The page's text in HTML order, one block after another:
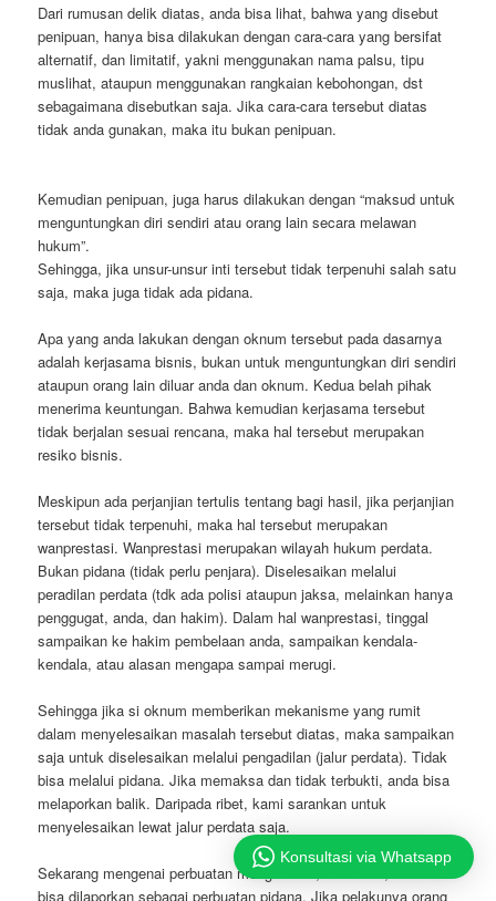
Dari rumusan delik diatas, anda bisa lihat, bahwa yang disebut
penipuan, hanya bisa dilakukan dengan cara-cara yang bersifat
alternatif, dan limitatif, yakni menggunakan nama palsu, tipu
muslihat, ataupun menggunakan rangkaian kebohongan, dst
sebagaimana disebutkan saja. Jika cara-cara tersebut diatas
tidak anda gunakan, maka itu bukan penipuan.
Kemudian penipuan, juga harus dilakukan dengan “maksud untuk
menguntungkan diri sendiri atau orang lain secara melawan
hukum”.
Sehingga, jika unsur-unsur inti tersebut tidak terpenuhi salah satu
saja, maka juga tidak ada pidana.
Apa yang anda lakukan dengan oknum tersebut pada dasarnya
adalah kerjasama bisnis, bukan untuk menguntungkan diri sendiri
ataupun orang lain diluar anda dan oknum. Kedua belah pihak
menerima keuntungan. Bahwa kemudian kerjasama tersebut
tidak berjalan sesuai rencana, maka hal tersebut merupakan
resiko bisnis.
Meskipun ada perjanjian tertulis tentang bagi hasil, jika perjanjian
tersebut tidak terpenuhi, maka hal tersebut merupakan
wanprestasi. Wanprestasi merupakan wilayah hukum perdata.
Bukan pidana (tidak perlu penjara). Diselesaikan melalui
peradilan perdata (tdk ada polisi ataupun jaksa, melainkan hanya
penggugat, anda, dan hakim). Dalam hal wanprestasi, tinggal
sampaikan ke hakim pembelaan anda, sampaikan kendala-
kendala, atau alasan mengapa sampai merugi.
Sehingga jika si oknum memberikan mekanisme yang rumit
dalam menyelesaikan masalah tersebut diatas, maka sampaikan
saja untuk diselesaikan melalui pengadilan (jalur perdata). Tidak
bisa melalui pidana. Jika memaksa dan tidak terbukti, anda bisa
melaporkan balik. Daripada ribet, kami sarankan untuk
menyelesaikan lewat jalur perdata saja.
Sekarang mengenai perbuatan mengancam, memeras, dst itu
bisa dilaporkan sebagai perbuatan pidana. Jika pelakunya orang
Konsultasi via Whatsapp